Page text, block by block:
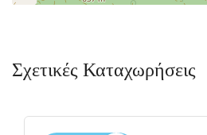
Σχετικές Καταχωρήσεις